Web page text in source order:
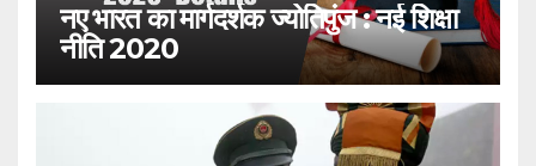
नए भारत का मार्गदर्शक ज्योतिपुंज : नई शिक्षा
नीति 2020